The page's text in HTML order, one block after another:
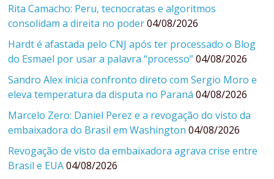
Rita Camacho: Peru, tecnocratas e algoritmos
consolidam a direita no poder 04/08/2026
Hardt é afastada pelo CNJ após ter processado o Blog
do Esmael por usar a palavra “processo” 04/08/2026
Sandro Alex inicia confronto direto com Sergio Moro e
eleva temperatura da disputa no Paraná 04/08/2026
Marcelo Zero: Daniel Perez e a revogação do visto da
embaixadora do Brasil em Washington 04/08/2026
Revogação de visto da embaixadora agrava crise entre
Brasil e EUA 04/08/2026